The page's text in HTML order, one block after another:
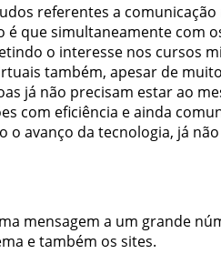
referentes a comunicação
é quesimultaneamente com
o interesse nos cursos
também, apesar de
já não precisam estarao
com eficiência eainda
o avanço da tecnologia, já não
mensagem a um grande
etambém os sites.